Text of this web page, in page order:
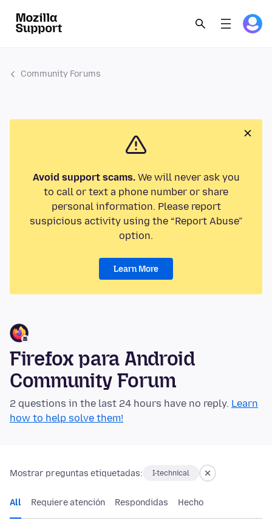
Community Forums
Avoid support scams.We will never ask you
to call or text a phone number or share
personal information. Please report
suspicious activity using the “Report Abuse”
option.
Learn More
Firefox para Android
Community Forum
2 questions in the last 24 hours have no reply. Learn
how to help solve them!
Mostrar preguntas etiquetadas: I-technical
All Requiere atención Respondidas Hecho